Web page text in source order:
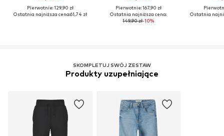
Pierwotnie: 129,90 zł
Ostatnia najniższa cena:61,74 zł
Pierwotnie: 167,90 zł
Ostatnia najniższa cena:
149,90 zł-10%
Ostatnia
SKOMPLETUJ SWÓJ ZESTAW
Produkty uzupełniające